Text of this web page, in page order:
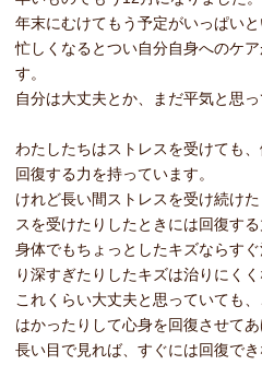
年末にむけてもう予定がいっぱい
忙しくなるとつい自分自身へのケ
す。
自分は大丈夫とか、まだ平気と思
わたしたちはストレスを受けても
回復する力を持っています。
けれど長い間ストレスを受け続け
スを受けたりしたときには回復す
身体でもちょっとしたキズならす
り深すぎたりしたキズは治りにくく
これくらい大丈夫と思っていても
はかったりして心身を回復させてあ
長い目で見れば、すぐには回復で